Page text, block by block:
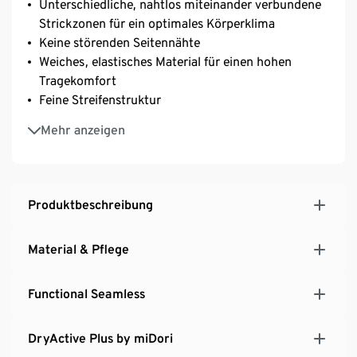
Unterschiedliche, nahtlos miteinander verbundene
Strickzonen für ein optimales Körperklima
Keine störenden Seitennähte
Weiches, elastisches Material für einen hohen
Tragekomfort
Feine Streifenstruktur
Mehr anzeigen
Mit Rundhalsausschnitt und Raglanärmeln
Produktbeschreibung
Material & Pflege
Functional Seamless
DryActive Plus by miDori